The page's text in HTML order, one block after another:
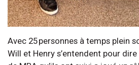
Avec 25 personnes à temps plein
Will et Henry s’entendent pour